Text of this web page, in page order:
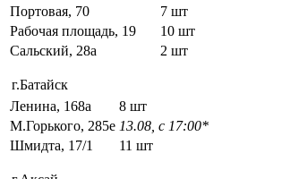
Портовая, 70
7 шт
Рабочая площадь, 19
10 шт
Сальский, 28a
2 шт
г.Батайск
Ленина, 168а
8 шт
М.Горького, 285е 13.08, с 17:00*
Шмидта, 17/1
11 шт